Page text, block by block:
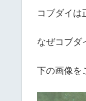
コブダイは
なぜコブダ
下の画像を